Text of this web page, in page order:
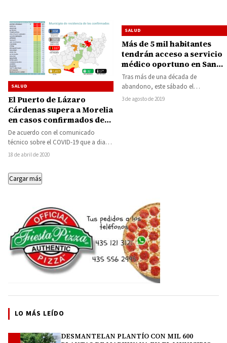
SALUD
El Puerto de Lázaro
Cárdenas supera a Morelia
en casos confirmados de
COVID-19
De acuerdo con el comunicado
técnico sobre el COVID-19 que a diario
presenta la Unidad de Inteligencia
18 de abril de 2020
SALUD
Más de 5 mil habitantes
tendrán acceso a servicio
médico oportuno en San
Lucas y Purechucho
Tras más de una década de
abandono, este sábado el
Gobernador Silvano Aureoles Conejo,
3 de agosto de 2019
Cargar más
LO MÁS LEÍDO
DESMANTELAN PLANTÍO CON MIL 600